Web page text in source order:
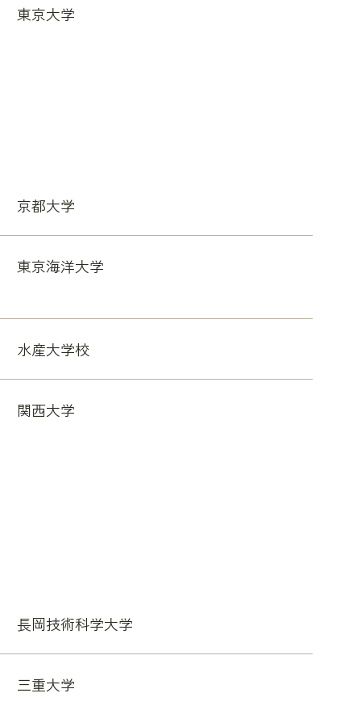
東京大学
京都大学
東京海洋大学
水産大学校
関西大学
長岡技術科学大学
三重大学